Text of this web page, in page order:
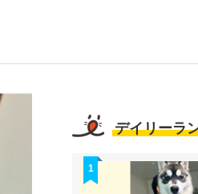
デイリーラ
1